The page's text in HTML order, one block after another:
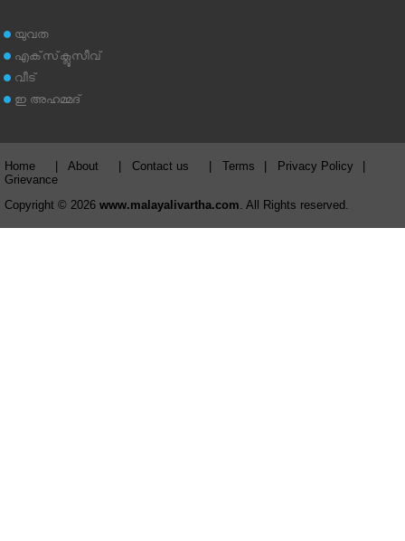
യുവത
എക്‌സ്‌ക്ലൂസീവ്
വീട്
ഇ അഹമ്മദ്‌
Home About Contact us Terms Privacy Policy
Grievance
Copyright © 2026 www.malayalivartha.com . All Rights reserved.